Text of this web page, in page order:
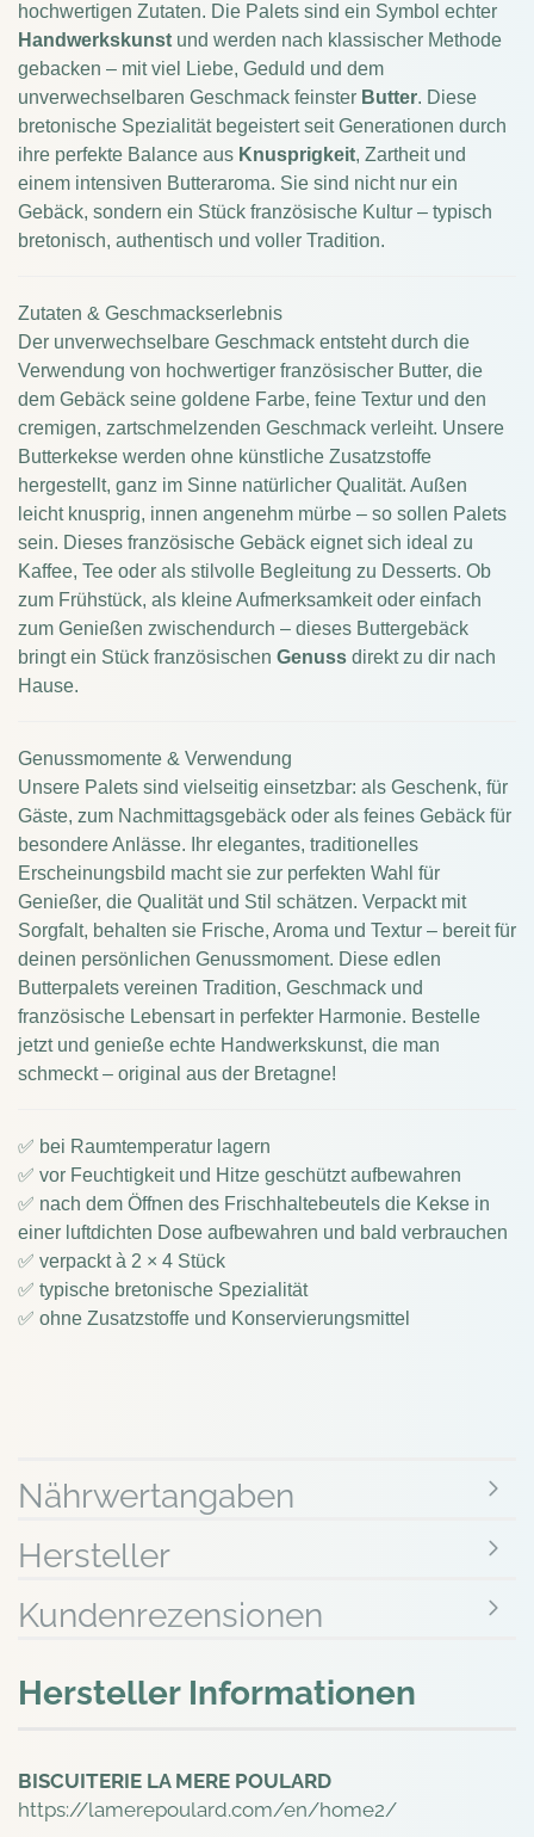
hochwertigen Zutaten. Die Palets sind ein Symbol echter
Handwerkskunst und werden nach klassischer Methode
gebacken – mit viel Liebe, Geduld und dem
unverwechselbaren Geschmack feinster Butter. Diese
bretonische Spezialität begeistert seit Generationen durch
ihre perfekte Balance aus Knusprigkeit, Zartheit und
einem intensiven Butteraroma. Sie sind nicht nur ein
Gebäck, sondern ein Stück französische Kultur – typisch
bretonisch, authentisch und voller Tradition.
Zutaten & Geschmackserlebnis
Der unverwechselbare Geschmack entsteht durch die
Verwendung von hochwertiger französischer Butter, die
dem Gebäck seine goldene Farbe, feine Textur und den
cremigen, zartschmelzenden Geschmack verleiht. Unsere
Butterkekse werden ohne künstliche Zusatzstoffe
hergestellt, ganz im Sinne natürlicher Qualität. Außen
leicht knusprig, innen angenehm mürbe – so sollen Palets
sein. Dieses französische Gebäck eignet sich ideal zu
Kaffee, Tee oder als stilvolle Begleitung zu Desserts. Ob
zum Frühstück, als kleine Aufmerksamkeit oder einfach
zum Genießen zwischendurch – dieses Buttergebäck
bringt ein Stück französischen Genuss direkt zu dir nach
Hause.
Genussmomente & Verwendung
Unsere Palets sind vielseitig einsetzbar: als Geschenk, für
Gäste, zum Nachmittagsgebäck oder als feines Gebäck für
besondere Anlässe. Ihr elegantes, traditionelles
Erscheinungsbild macht sie zur perfekten Wahl für
Genießer, die Qualität und Stil schätzen. Verpackt mit
Sorgfalt, behalten sie Frische, Aroma und Textur – bereit für
deinen persönlichen Genussmoment. Diese edlen
Butterpalets vereinen Tradition, Geschmack und
französische Lebensart in perfekter Harmonie. Bestelle
jetzt und genieße echte Handwerkskunst, die man
schmeckt – original aus der Bretagne!
✅ bei Raumtemperatur lagern
✅ vor Feuchtigkeit und Hitze geschützt aufbewahren
✅ nach dem Öffnen des Frischhaltebeutels die Kekse in
einer luftdichten Dose aufbewahren und bald verbrauchen
✅ verpackt à 2 × 4 Stück
✅ typische bretonische Spezialität
✅ ohne Zusatzstoffe und Konservierungsmittel
Nährwertangaben
Hersteller
Kundenrezensionen
Hersteller Informationen
BISCUITERIE LA MERE POULARD
https://lamerepoulard.com/en/home2/